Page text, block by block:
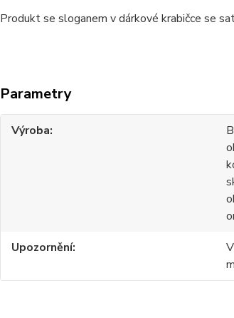
Produkt se sloganem v dárkové krabičce se
Parametry
Výroba
Upozornění